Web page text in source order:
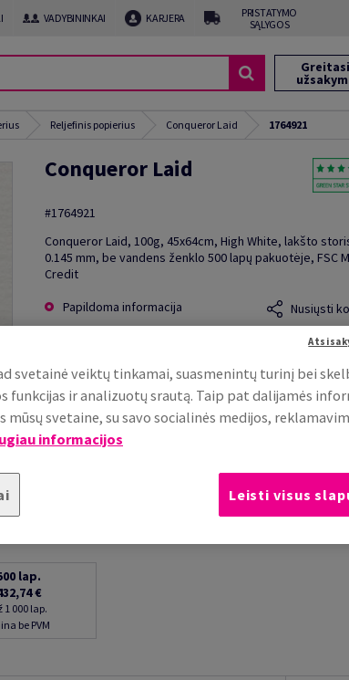
VADYBININKAI KARJERA
PRISTATYMO
SĄLYGOS
Reljefinis popierius Conqueror Laid 1764921
Conqueror Laid
#1764921
Conqueror Laid, 100g, 45x64cm, High White, lakšto
0.145 mm, be vandens ženklo 500 lapų pakuotėje, FSC
Credit
Papildoma informacija
Nusiųsti
lap.
€
1 000 lap.
be PVM
svetainė veiktų tinkamai, suasmenintų turinį bei
funkcijas ir analizuotų srautą. Taip pat dalijamės
mūsų svetaine, su savo socialinės medijos,
informacijos
Leisti visus